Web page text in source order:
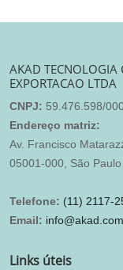
AKAD TECNOLOGIA
EXPORTACAO LTDA
CNPJ: 59.476.598/
Endereço matriz:
Av. Francisco
05001-000, São
Telefone: (11) 2117-
Email:
Links úteis